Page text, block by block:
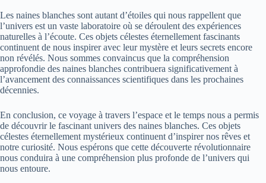
Les naines blanches sont autant d’étoiles qui nous rappellent que
l’univers est un vaste laboratoire où se déroulent des expériences
naturelles à l’écoute. Ces objets célestes éternellement fascinants
continuent de nous inspirer avec leur mystère et leurs secrets encore
non révélés. Nous sommes convaincus que la compréhension
approfondie des naines blanches contribuera significativement à
l’avancement des connaissances scientifiques dans les prochaines
décennies.
En conclusion, ce voyage à travers l’espace et le temps nous a permis
de découvrir le fascinant univers des naines blanches. Ces objets
célestes éternellement mystérieux continuent d’inspirer nos rêves et
notre curiosité. Nous espérons que cette découverte révolutionnaire
nous conduira à une compréhension plus profonde de l’univers qui
nous entoure.